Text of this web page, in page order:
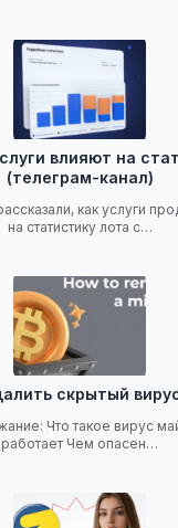
влияют на
(телеграм-канал)
как услуги
на статистику лота с…
скрытый
Что такое вирус
работает Чем опасен…